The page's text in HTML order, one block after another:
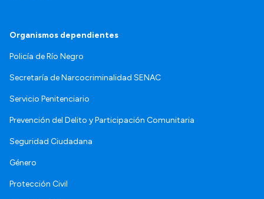
Organismos dependientes
Policía de Río Negro
Secretaría de Narcocriminalidad SENAC
Servicio Penitenciario
Prevención del Delito y Participación Comunitaria
Seguridad Ciudadana
Género
Protección Civil